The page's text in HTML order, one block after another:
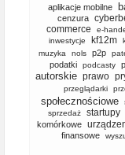
aplikacje mobilne
cenzura
commerce
e-
inwestycje kf12m
muzyka nols p2p
podatki podcasty
autorskie prawo
przeglądarki
społecznościowe
sprzedaż
startupy
komórkowe
finansowe